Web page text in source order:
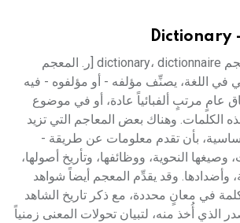
العربية تطلق موسوعات جديدة في عام 2026
Dictionary
المعجم (أنواع ـ) المعجم dictionary، dictionnaire [ر. المعجم
في اللغة، يصنِّف مؤلفه - أو مؤلفوه - فيه
عامٍ مرتبٍ ألفبائياً عادة، أو في موضوع
الكلمات. وهناك بعض المعاجم التي تزيد
بأن تقدم معلومات عن طريقة -
النحوية، ووظائفها، وتأريخ أصولها،
وأضدادها. وقد يقدِّم المعجم أيضاً شواهد
في معانٍ محددة، مع ذكر تاريخ الشاهد
الذي أُخذ منه، لتبيان تحولات المعنى زمنياً